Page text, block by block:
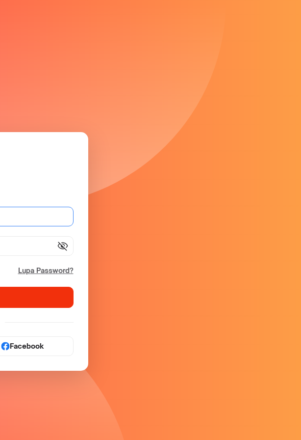
visibility_off
Lupa Password?
Facebook